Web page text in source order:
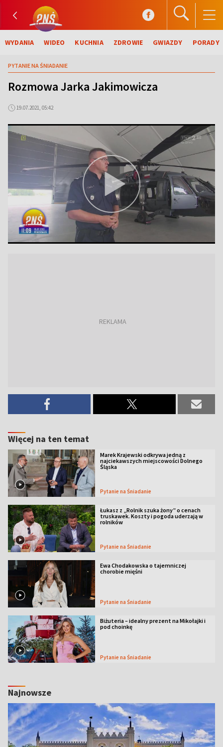
WYDANIA WIDEO KUCHNIA ZDROWIE GWIAZDY PORADY
PYTANIE NA ŚNIADANIE
Rozmowa Jarka Jakimowicza
19.07.2021, 05:42
Więcej na ten temat
Marek Krajewski odkrywa jedną z
najciekawszych miejscowości Dolnego
Śląska
Pytanie na Śniadanie
Łukasz z „Rolnik szuka żony” o cenach
truskawek. Koszty i pogoda uderzają w
rolników
Pytanie na Śniadanie
Ewa Chodakowska o tajemniczej
chorobie mięśni
Pytanie na Śniadanie
Biżuteria – idealny prezent na Mikołajki i
pod choinkę
Pytanie na Śniadanie
Najnowsze